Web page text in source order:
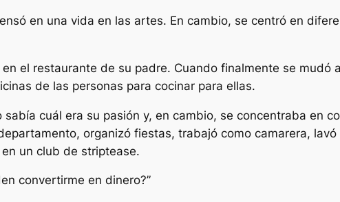
en una vida en las artes. En cambio, se centró en
el restaurante de su padre. Cuando finalmente se mudó
de las personas para cocinar para ellas.
cuál era su pasión y, en cambio, se concentraba en
organizó fiestas, trabajó como camarera,
un club de striptease.
convertirme en dinero?”